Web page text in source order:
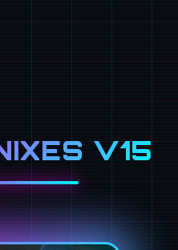
V15